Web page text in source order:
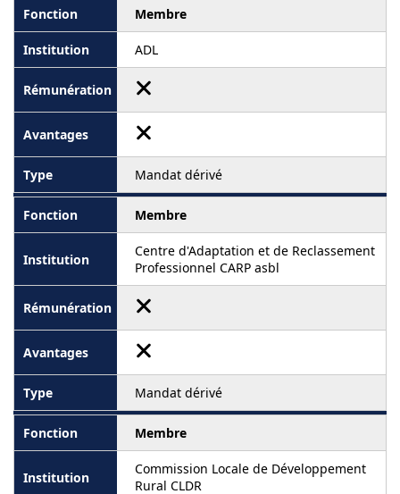
Membre
ADL
Mandat dérivé
Membre
Centre d'Adaptation et de Reclassement
Professionnel CARP asbl
Mandat dérivé
Membre
Commission Locale de Développement
Rural CLDR